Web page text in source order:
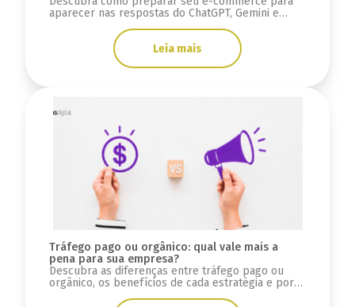
aparecer nas respostas do ChatGPT, Gemini e
Google AI Overviews usando estratégias de GEO e
Leia mais
Tráfego pago ou orgânico: qual vale mais a
pena para sua empresa?
Descubra as diferenças entre tráfego pago ou
orgânico, os benefícios de cada estratégia e por
que integrar SEO, GEO e mídia paga.